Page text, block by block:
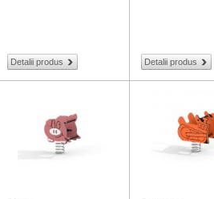
Detalii produs Detalii produs